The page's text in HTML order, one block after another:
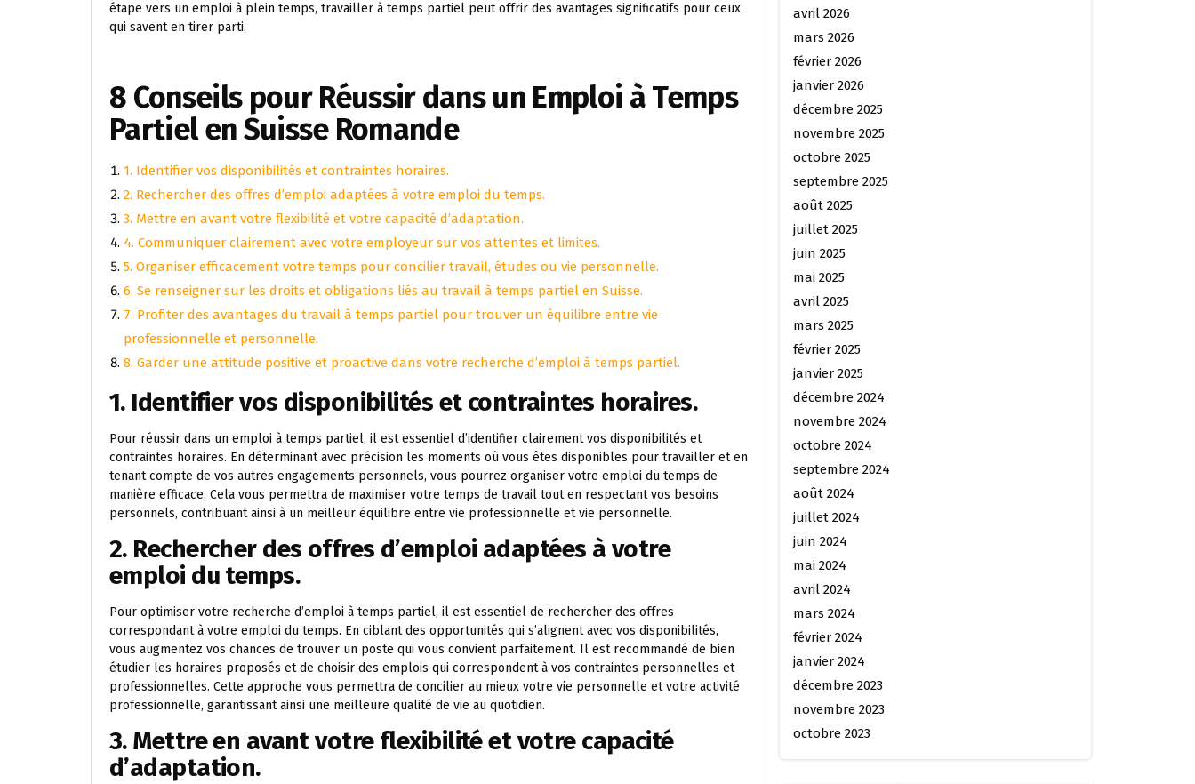
étape vers un emploi à plein temps, travailler à temps partiel peut offrir des avantages significatifs pour ceux
qui savent en tirer parti.
8 Conseils pour Réussir dans un Emploi à Temps
Partiel en Suisse Romande
1. Identifier vos disponibilités et contraintes horaires.
2. Rechercher des offres d’emploi adaptées à votre emploi du temps.
3. Mettre en avant votre flexibilité et votre capacité d’adaptation.
4. Communiquer clairement avec votre employeur sur vos attentes et limites.
5. Organiser efficacement votre temps pour concilier travail, études ou vie personnelle.
6. Se renseigner sur les droits et obligations liés au travail à temps partiel en Suisse.
7. Profiter des avantages du travail à temps partiel pour trouver un équilibre entre vie
professionnelle et personnelle.
8. Garder une attitude positive et proactive dans votre recherche d’emploi à temps partiel.
1. Identifier vos disponibilités et contraintes horaires.
Pour réussir dans un emploi à temps partiel, il est essentiel d’identifier clairement vos disponibilités et
contraintes horaires. En déterminant avec précision les moments où vous êtes disponibles pour travailler et en
tenant compte de vos autres engagements personnels, vous pourrez organiser votre emploi du temps de
manière efficace. Cela vous permettra de maximiser votre temps de travail tout en respectant vos besoins
personnels, contribuant ainsi à un meilleur équilibre entre vie professionnelle et vie personnelle.
2. Rechercher des offres d’emploi adaptées à votre
emploi du temps.
Pour optimiser votre recherche d’emploi à temps partiel, il est essentiel de rechercher des offres
correspondant à votre emploi du temps. En ciblant des opportunités qui s’alignent avec vos disponibilités,
vous augmentez vos chances de trouver un poste qui vous convient parfaitement. Il est recommandé de bien
étudier les horaires proposés et de choisir des emplois qui correspondent à vos contraintes personnelles et
professionnelles. Cette approche vous permettra de concilier au mieux votre vie personnelle et votre activité
professionnelle, garantissant ainsi une meilleure qualité de vie au quotidien.
3. Mettre en avant votre flexibilité et votre capacité
d’adaptation.
avril 2026
mars 2026
février 2026
janvier 2026
décembre 2025
novembre 2025
octobre 2025
septembre 2025
août 2025
juillet 2025
juin 2025
mai 2025
avril 2025
mars 2025
février 2025
janvier 2025
décembre 2024
novembre 2024
octobre 2024
septembre 2024
août 2024
juillet 2024
juin 2024
mai 2024
avril 2024
mars 2024
février 2024
janvier 2024
décembre 2023
novembre 2023
octobre 2023